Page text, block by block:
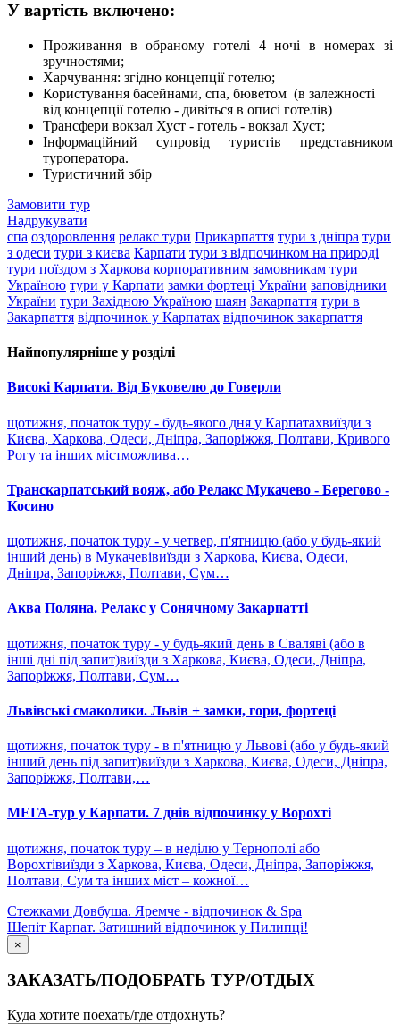
У вартість включено:
Проживання в обраному готелі 4 ночі в номерах зі
зручностями;
Харчування: згідно концепції готелю;
Користування басейнами, спа, бюветом (в залежності
від концепції готелю - дивіться в описі готелів)
Трансфери вокзал Хуст - готель - вокзал Хуст;
Інформаційний супровід туристів представником
туроператора.
Туристичний збір
Замовити тур
Надрукувати
спа оздоровлення релакс тури Прикарпаття тури з дніпра тури
з одеси тури з києва Карпати тури з відпочинком на природі
тури поїздом з Харкова корпоративним замовникам тури
Україною тури у Карпати замки фортеці України заповідники
України тури Західною Україною шаян Закарпаття тури в
Закарпаття відпочинок у Карпатах відпочинок закарпаття
Найпопулярніше у розділі
Високі Карпати. Від Буковелю до Говерли
щотижня, початок туру - будь-якого дня у Карпатахвиїзди з
Києва, Харкова, Одеси, Дніпра, Запоріжжя, Полтави, Кривого
Рогу та інших містможлива…
Транскарпатський вояж, або Релакс Мукачево - Берегово -
Косино
щотижня, початок туру - у четвер, п'ятницю (або у будь-який
інший день) в Мукачевівиїзди з Харкова, Києва, Одеси,
Дніпра, Запоріжжя, Полтави, Сум…
Аква Поляна. Релакс у Сонячному Закарпатті
щотижня, початок туру - у будь-який день в Сваляві (або в
інші дні під запит)виїзди з Харкова, Києва, Одеси, Дніпра,
Запоріжжя, Полтави, Сум…
Львівські смаколики. Львів + замки, гори, фортеці
щотижня, початок туру - в п'ятницю у Львові (або у будь-який
інший день під запит)виїзди з Харкова, Києва, Одеси, Дніпра,
Запоріжжя, Полтави,…
МЕГА-тур у Карпати. 7 днів відпочинку у Ворохті
щотижня, початок туру – в неділю у Тернополі або
Ворохтівиїзди з Харкова, Києва, Одеси, Дніпра, Запоріжжя,
Полтави, Сум та інших міст – кожної…
Стежками Довбуша. Яремче - відпочинок & Spa
Шепіт Карпат. Затишний відпочинок у Пилипці!
×
ЗАКАЗАТЬ/ПОДОБРАТЬ ТУР/ОТДЫХ
Куда хотите поехать/где отдохнуть?